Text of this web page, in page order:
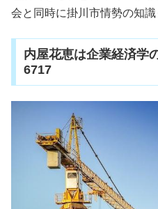
会と同時に掛川市情勢の知識
内屋花恵は企業経済学
6717